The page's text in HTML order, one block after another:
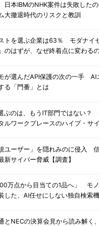
日本IBMのNHK案件は失敗した
大撤退時代のリスクと教訓
トを選ぶ企業は63％ モダナイ
のはずが、なぜ終着点に変わる
が選んだAPI保護の次の一手 AI
る「門番」とは
ぶのは、もうIT部門ではない？
ルワークプレースのハイプ・サ
規ユーザー」を隠れみのに侵入
新サイバー脅威【調査】
万点から目当ての1品へ」 モ
した、AI任せにしない独自検索
とNECの決算会見から読み解く